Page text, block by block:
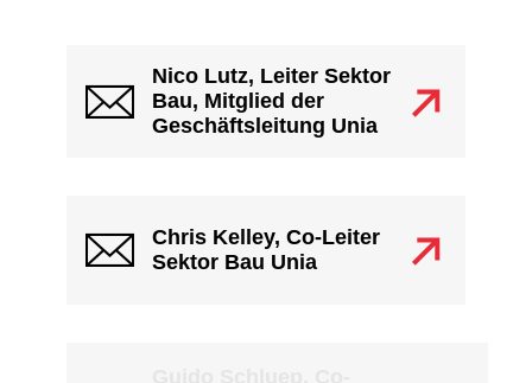
Nico Lutz, Leiter Sektor
Bau, Mitglied der
Geschäftsleitung Unia
Chris Kelley, Co-Leiter
Sektor Bau Unia